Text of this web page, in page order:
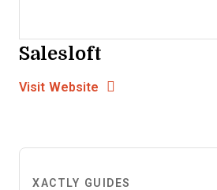
Salesloft
Visit Website Opens New Window
XACTLY GUIDES